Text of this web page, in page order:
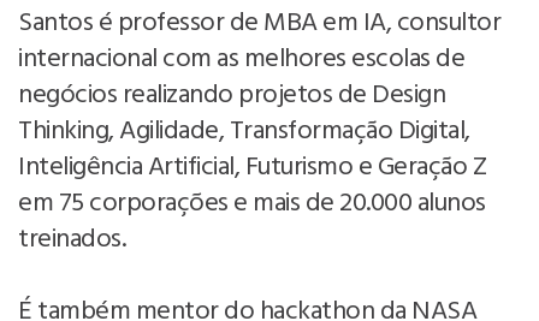
Santos é professor de MBA em IA, consultor
internacional com as melhores escolas de
negócios realizando projetos de Design
Thinking, Agilidade, Transformação Digital,
Inteligência Artificial, Futurismo e Geração Z
em 75 corporações e mais de 20.000 alunos
treinados.
É também mentor do hackathon da NASA